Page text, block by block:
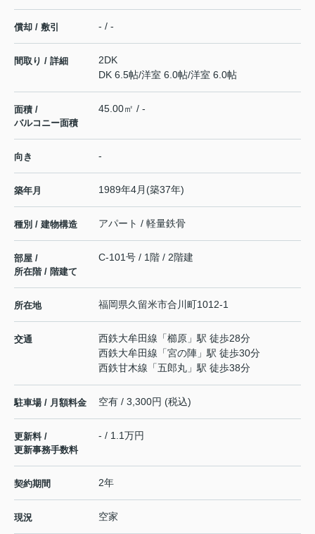
償却 / 敷引 - / -
間取り / 詳細
2DK
DK 6.5帖/洋室 6.0帖/洋室 6.0帖
面積 /
バルコニー面積
45.00㎡ / -
向き -
築年月 1989年4月(築37年)
種別 / 建物構造 アパート / 軽量鉄骨
部屋 /
所在階 / 階建て
C-101号 / 1階 / 2階建
所在地 福岡県久留米市合川町1012-1
交通 西鉄大牟田線 「櫛原 」駅 徒歩28分
西鉄大牟田線 「宮の陣 」駅 徒歩30分
西鉄甘木線 「五郎丸 」駅 徒歩38分
駐車場 / 月額料金 空有 / 3,300円 (税込)
更新料 /
更新事務手数料
- / 1.1万円
契約期間 2年
現況 空家